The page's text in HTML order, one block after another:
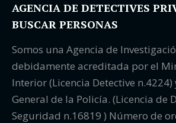
AGENCIA DE DETECTIVES
BUSCAR PERSONAS
Somos una Agencia de
debidamente acreditada por el
Interior (Licencia Detective
General de la Policía. (Licencia de
Seguridad n.16819 ) Número de